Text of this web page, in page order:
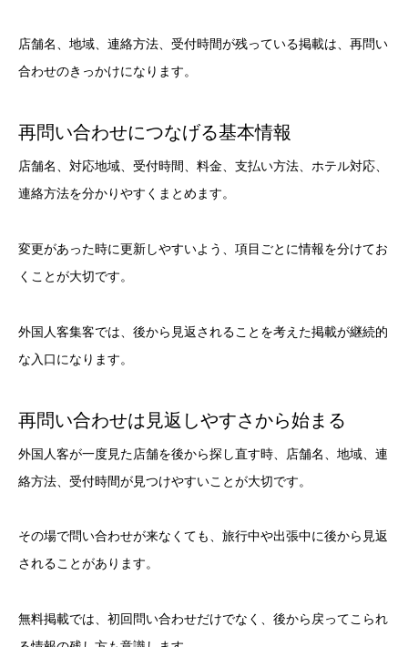
店舗名、地域、連絡方法、受付時間が残っている掲載は、再問い
合わせのきっかけになります。
再問い合わせにつなげる基本情報
店舗名、対応地域、受付時間、料金、支払い方法、ホテル対応、
連絡方法を分かりやすくまとめます。
変更があった時に更新しやすいよう、項目ごとに情報を分けてお
くことが大切です。
外国人客集客では、後から見返されることを考えた掲載が継続的
な入口になります。
再問い合わせは見返しやすさから始まる
外国人客が一度見た店舗を後から探し直す時、店舗名、地域、連
絡方法、受付時間が見つけやすいことが大切です。
その場で問い合わせが来なくても、旅行中や出張中に後から見返
されることがあります。
無料掲載では、初回問い合わせだけでなく、後から戻ってこられ